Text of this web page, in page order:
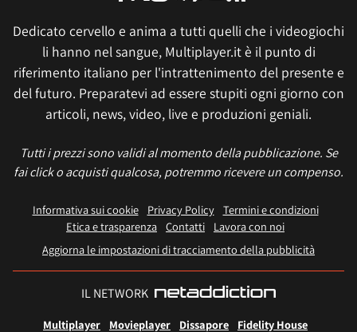
Dedicato cervello e anima a tutti quelli che i videogiochi
li hanno nel sangue, Multiplayer.it è il punto di
riferimento italiano per l'intrattenimento del presente e
del futuro. Preparatevi ad essere stupiti ogni giorno con
articoli, news, video, live e produzioni geniali.
Tutti i prezzi sono validi al momento della pubblicazione. Se
fai click o acquisti qualcosa, potremmo ricevere un compenso.
Informativa sui cookie Privacy Policy
Termini e condizioni
Etica e trasparenza Contatti
Lavora con noi
Aggiorna le impostazioni di tracciamento della pubblicità
IL NETWORK
Multiplayer Movieplayer Dissapore Fidelity House